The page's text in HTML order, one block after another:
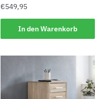
€549,95
In den Warenkorb